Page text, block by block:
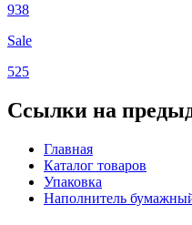
938
Sale
525
Ссылки на
Главная
Каталог товаров
Упаковка
Наполнитель